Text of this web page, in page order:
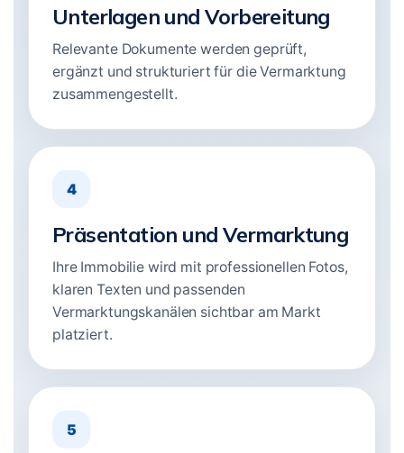
Unterlagen und Vorbereitung
Relevante Dokumente werden geprüft,
ergänzt und strukturiert für die Vermarktung
zusammengestellt.
4
Präsentation und Vermarktung
Ihre Immobilie wird mit professionellen Fotos,
klaren Texten und passenden
Vermarktungskanälen sichtbar am Markt
platziert.
5